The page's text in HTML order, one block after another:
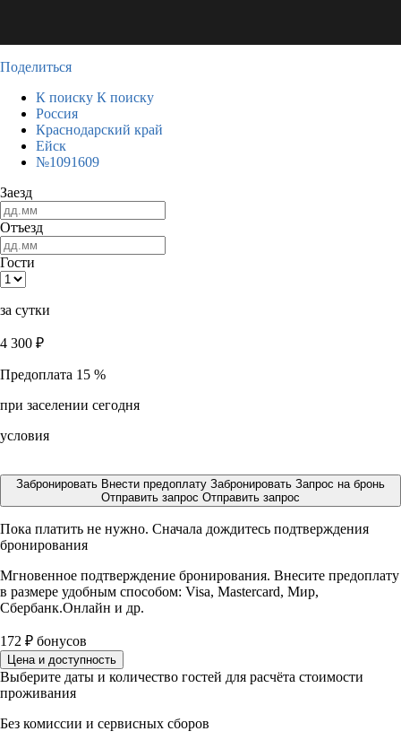
Поделиться
К поиску К поиску
Россия
Краснодарский край
Ейск
№1091609
Заезд
Отъезд
Гости
за сутки
4 300 ₽
Предоплата 15 %
при заселении сегодня
условия
Забронировать Внести предоплату Забронировать Запрос на бронь
Отправить запрос Отправить запрос
Пока платить не нужно. Сначала дождитесь подтверждения
бронирования
Мгновенное подтверждение бронирования. Внесите предоплату
в размере удобным способом: Visa, Mastercard, Мир,
Сбербанк.Онлайн и др.
172 ₽ бонусов
Цена и доступность
Выберите даты и количество гостей для расчёта стоимости
проживания
Без комиссии и сервисных сборов